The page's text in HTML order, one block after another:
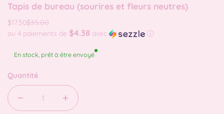
Tapis de bureau (sourires et fleurs neutres)
$17.50$35.00
ou 4 paiements de $4.38 avec ⓘ
En stock, prêt à être envoyé
Quantité